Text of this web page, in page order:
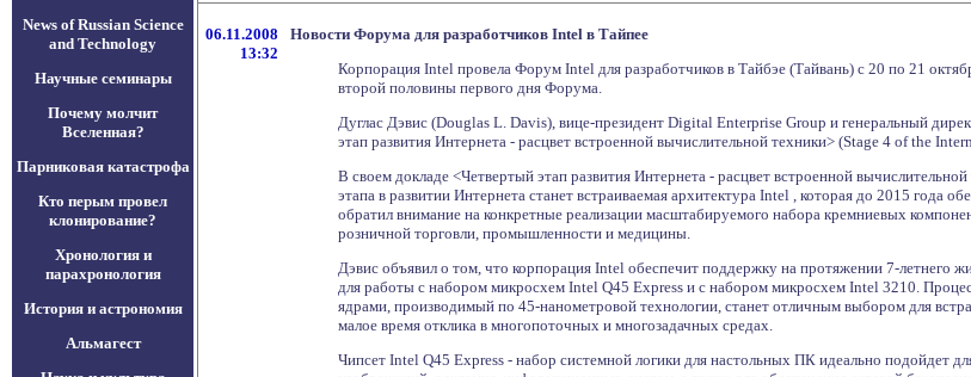
News of Russian Science
and Technology
Научные семинары
Почему молчит
Вселенная?
Парниковая катастрофа
Кто перым провел
клонирование?
Хронология и
парахронология
История и астрономия
Альмагест
06.11.2008
13:32
Новости Форума для разработчиков Intel в Тайпее
Корпорация Intel провела Форум Intel для разработчиков в Тайбэе (Тайвань) с 20 по 21
второй половины первого дня Форума.
Дуглас Дэвис (Douglas L. Davis), вице-президент Digital Enterprise Group и генеральный
этап развития Интернета - расцвет встроенной вычислительной техники> (Stage 4 of the
В своем докладе <Четвертый этап развития Интернета - расцвет встроенной
этапа в развитии Интернета станет встраиваемая архитектура Intel , которая до 2015 года
обратил внимание на конкретные реализации масштабируемого набора кремниевых
розничной торговли, промышленности и медицины.
Дэвис объявил о том, что корпорация Intel обеспечит поддержку на протяжении 7-летнего
для работы с набором микросхем Intel Q45 Express и с набором микросхем Intel 3210.
ядрами, производимый по 45-нанометровой технологии, станет отличным выбором для
малое время отклика в многопоточных и многозадачных средах.
Чипсет Intel Q45 Express - набор системной логики для настольных ПК идеально подойдет